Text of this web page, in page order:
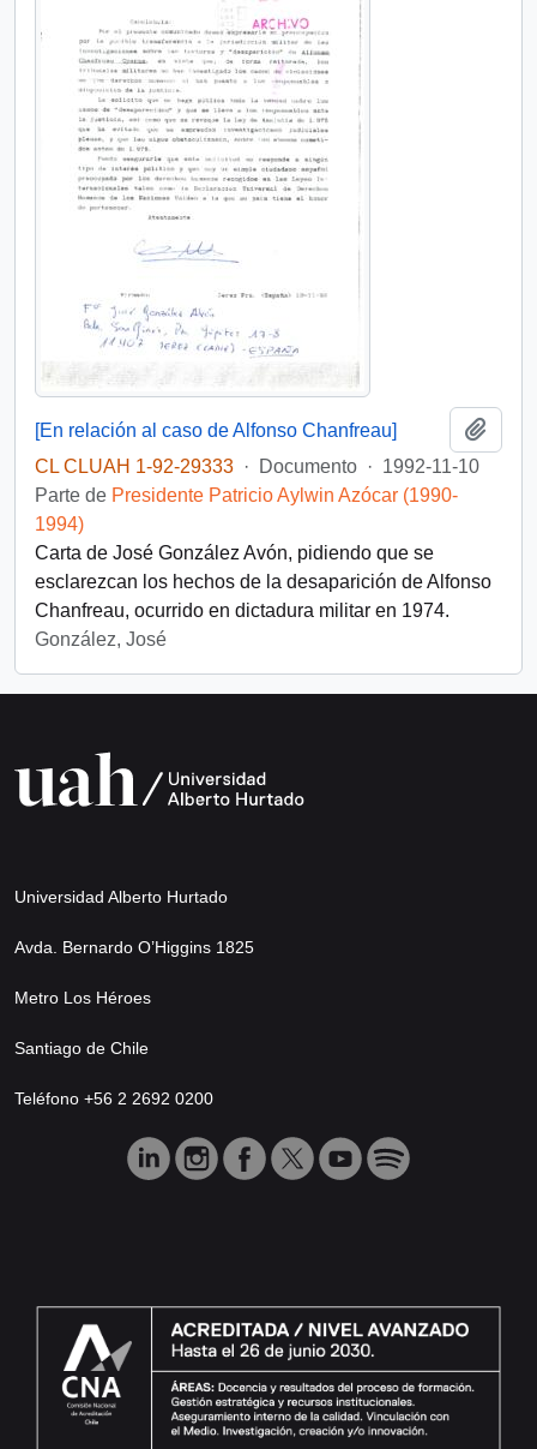
[En relación al caso de Alfonso Chanfreau]
CL CLUAH 1-92-29333 · Documento · 1992-11-10
Parte de Presidente Patricio Aylwin Azócar (1990-
1994)
Carta de José González Avón, pidiendo que se
esclarezcan los hechos de la desaparición de Alfonso
Chanfreau, ocurrido en dictadura militar en 1974.
González, José
Universidad Alberto Hurtado
Avda. Bernardo O’Higgins 1825
Metro Los Héroes
Santiago de Chile
Teléfono +56 2 2692 0200